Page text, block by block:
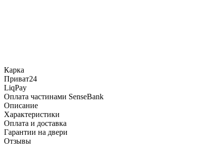
Карка
Приват24
LiqPay
Оплата частинами SenseBank
Описание
Характеристики
Оплата и доставка
Гарантии на двери
Отзывы